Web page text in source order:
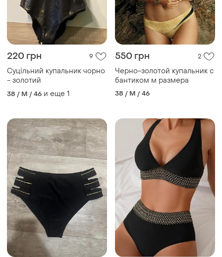
220 грн 9
Суцільний купальник чорно
- золотий
38 / M / 46 и еще 1
550 грн 2
Черно-золотой купальник с
бантиком м размера
38 / M / 46